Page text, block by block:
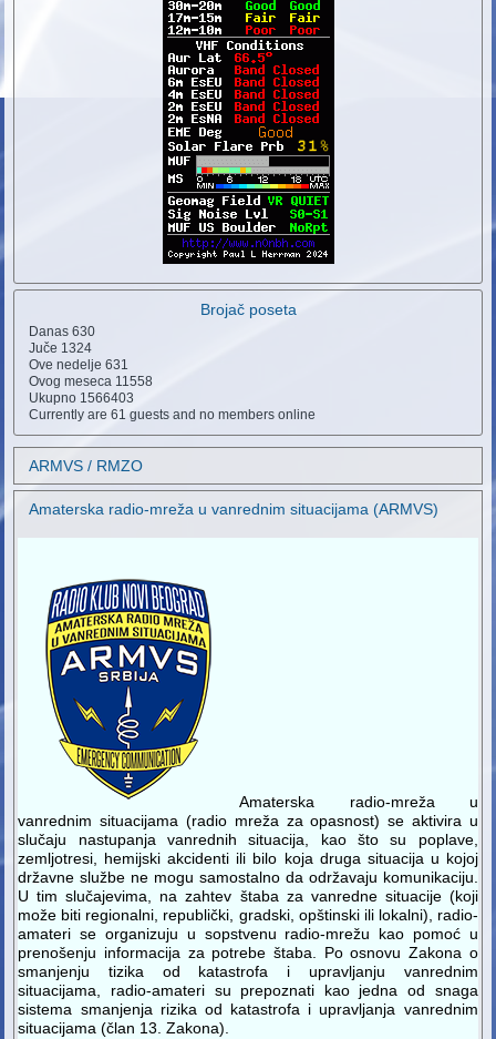
Brojač poseta
Danas630
Juče 1324
Ove nedelje631
Ovog meseca 11558
Ukupno 1566403
Currently are 61 guests and no members online
ARMVS / RMZO
Amaterska radio-mreža u vanrednim situacijama (ARMVS)
Amaterska radio-mreža u
vanrednim situacijama (radio mreža za opasnost) se aktivira u
slučaju nastupanja vanrednih situacija, kao što su poplave,
zemljotresi, hemijski akcidenti ili bilo koja druga situacija u kojoj
državne službe ne mogu samostalno da održavaju komunikaciju.
U tim slučajevima, na zahtev štaba za vanredne situacije (koji
može biti regionalni, republički, gradski, opštinski ili lokalni), radio-
amateri se organizuju u sopstvenu radio-mrežu kao pomoć u
prenošenju informacija za potrebe štaba. Po osnovu Zakona o
smanjenju tizika od katastrofa i upravljanju vanrednim
situacijama, radio-amateri su prepoznati kao jedna od snaga
sistema smanjenja rizika od katastrofa i upravljanja vanrednim
situacijama (član 13. Zakona).